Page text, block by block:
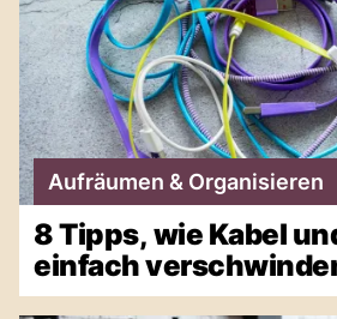
Aufräumen & Organisieren
8 Tipps, wie Kabel
einfach